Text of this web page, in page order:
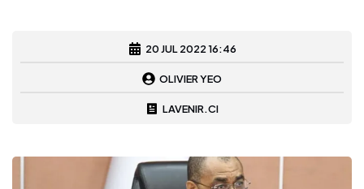
20 JUL 2022 16:46
OLIVIER YEO
LAVENIR.CI